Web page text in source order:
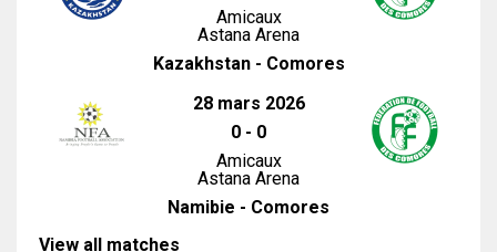
Amicaux
Astana Arena
Kazakhstan - Comores
28 mars 2026
0 - 0
Amicaux
Astana Arena
Namibie - Comores
View all matches